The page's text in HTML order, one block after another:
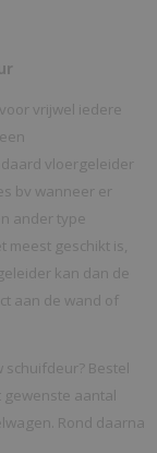
vrijwel iedere
vloergeleider
bv wanneer er
ander type
geschikt is,
kan dan de
aan de wand of
Bestel
gewenste aantal
Rond daarna